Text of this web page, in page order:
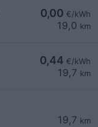
0,00 €/kWh
19,0 km
0,44 €/kWh
19,7 km
19,7 km